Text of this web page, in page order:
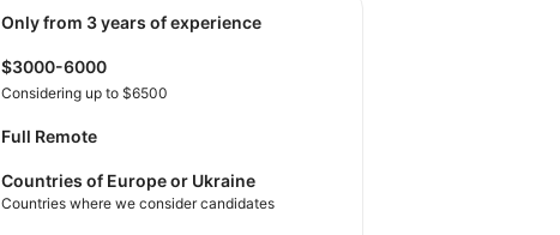
Only from 3 years of experience
$3000-6000
Considering up to $6500
Full Remote
Countries of Europe or Ukraine
Countries where we consider candidates